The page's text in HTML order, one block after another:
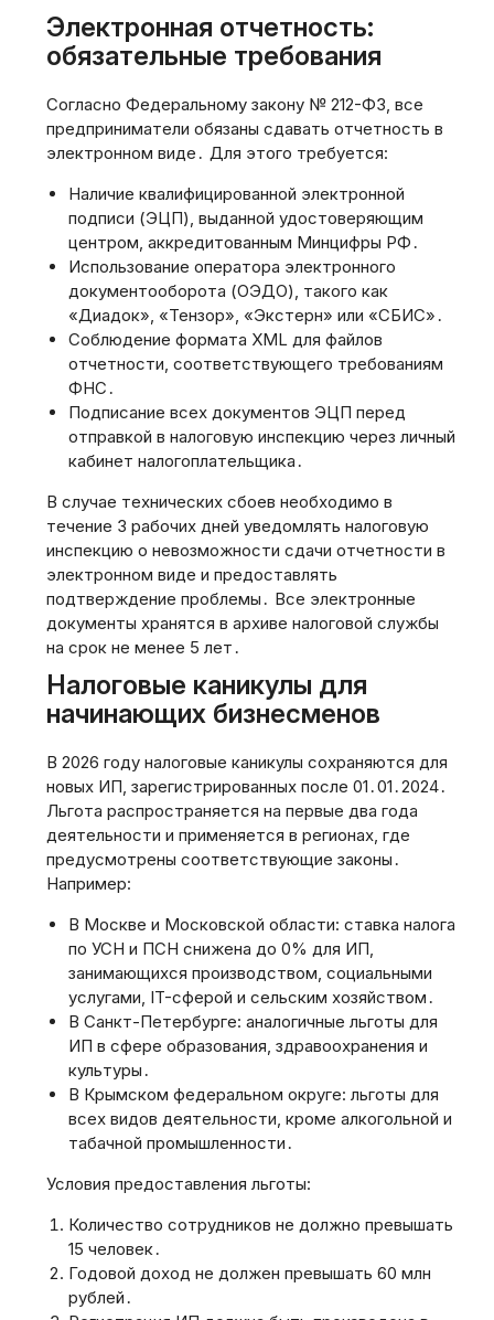
Электронная отчетность:
обязательные требования
Согласно Федеральному закону № 212-ФЗ, все
предприниматели обязаны сдавать отчетность в
электронном виде․ Для этого требуется:
Наличие квалифицированной электронной
подписи (ЭЦП), выданной удостоверяющим
центром, аккредитованным Минцифры РФ․
Использование оператора электронного
документооборота (ОЭДО), такого как
«Диадок», «Тензор», «Экстерн» или «СБИС»․
Соблюдение формата XML для файлов
отчетности, соответствующего требованиям
ФНС․
Подписание всех документов ЭЦП перед
отправкой в налоговую инспекцию через личный
кабинет налогоплательщика․
В случае технических сбоев необходимо в
течение 3 рабочих дней уведомлять налоговую
инспекцию о невозможности сдачи отчетности в
электронном виде и предоставлять
подтверждение проблемы․ Все электронные
документы хранятся в архиве налоговой службы
на срок не менее 5 лет․
Налоговые каникулы для
начинающих бизнесменов
В 2026 году налоговые каникулы сохраняются для
новых ИП, зарегистрированных после 01․01․2024․
Льгота распространяется на первые два года
деятельности и применяется в регионах, где
предусмотрены соответствующие законы․
Например:
В Москве и Московской области: ставка налога
по УСН и ПСН снижена до 0% для ИП,
занимающихся производством, социальными
услугами, IT-сферой и сельским хозяйством․
В Санкт-Петербурге: аналогичные льготы для
ИП в сфере образования, здравоохранения и
культуры․
В Крымском федеральном округе: льготы для
всех видов деятельности, кроме алкогольной и
табачной промышленности․
Условия предоставления льготы:
Количество сотрудников не должно превышать
15 человек․
Годовой доход не должен превышать 60 млн
рублей․